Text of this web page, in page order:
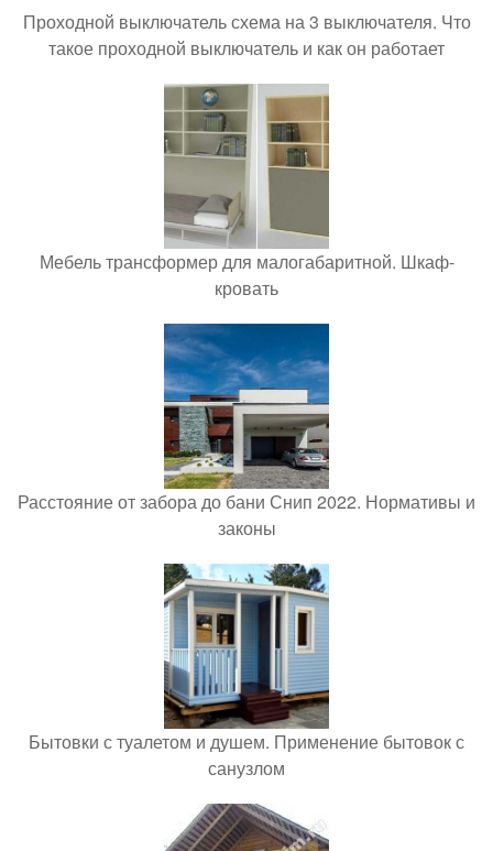
Проходной выключатель схема на 3 выключателя. Что
такое проходной выключатель и как он работает
Мебель трансформер для малогабаритной. Шкаф-
кровать
Расстояние от забора до бани Снип 2022. Нормативы и
законы
Бытовки с туалетом и душем. Применение бытовок с
санузлом